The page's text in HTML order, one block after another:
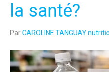
la santé?
ParCAROLINE TANGUAY